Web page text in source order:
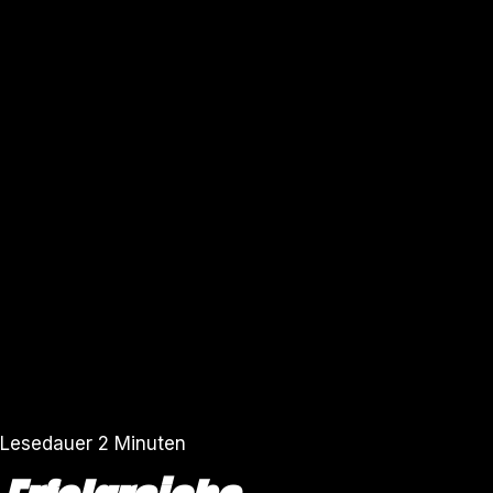
Lesedauer 2 Minuten